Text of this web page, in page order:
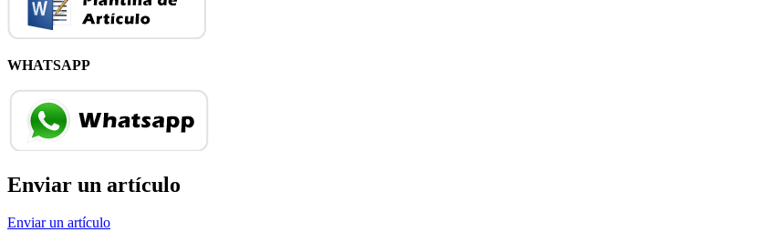
WHATSAPP
Enviar un artículo
Enviar un artículo